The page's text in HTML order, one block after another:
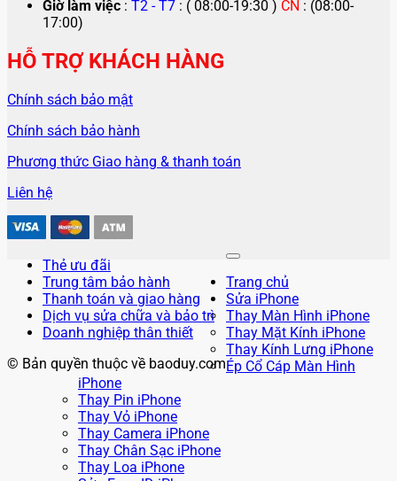
Giờ làm việc : T2 - T7 : ( 08:00-19:30 ) CN : (08:00-
17:00)
HỖ TRỢ KHÁCH HÀNG
Chính sách bảo mật
Chính sách bảo hành
Phương thức Giao hàng & thanh toán
Liên hệ
Thẻ ưu đãi
Trung tâm bảo hành
Thanh toán và giao hàng
Dịch vụ sửa chữa và bảo trì
Doanh nghiệp thân thiết
© Bản quyền thuộc về baoduy.com
Trang chủ
Sửa iPhone
Thay Màn Hình iPhone
Thay Mặt Kính iPhone
Thay Kính Lưng iPhone
Ép Cổ Cáp Màn Hình
iPhone
Thay Pin iPhone
Thay Vỏ iPhone
Thay Camera iPhone
Thay Chân Sạc iPhone
Thay Loa iPhone